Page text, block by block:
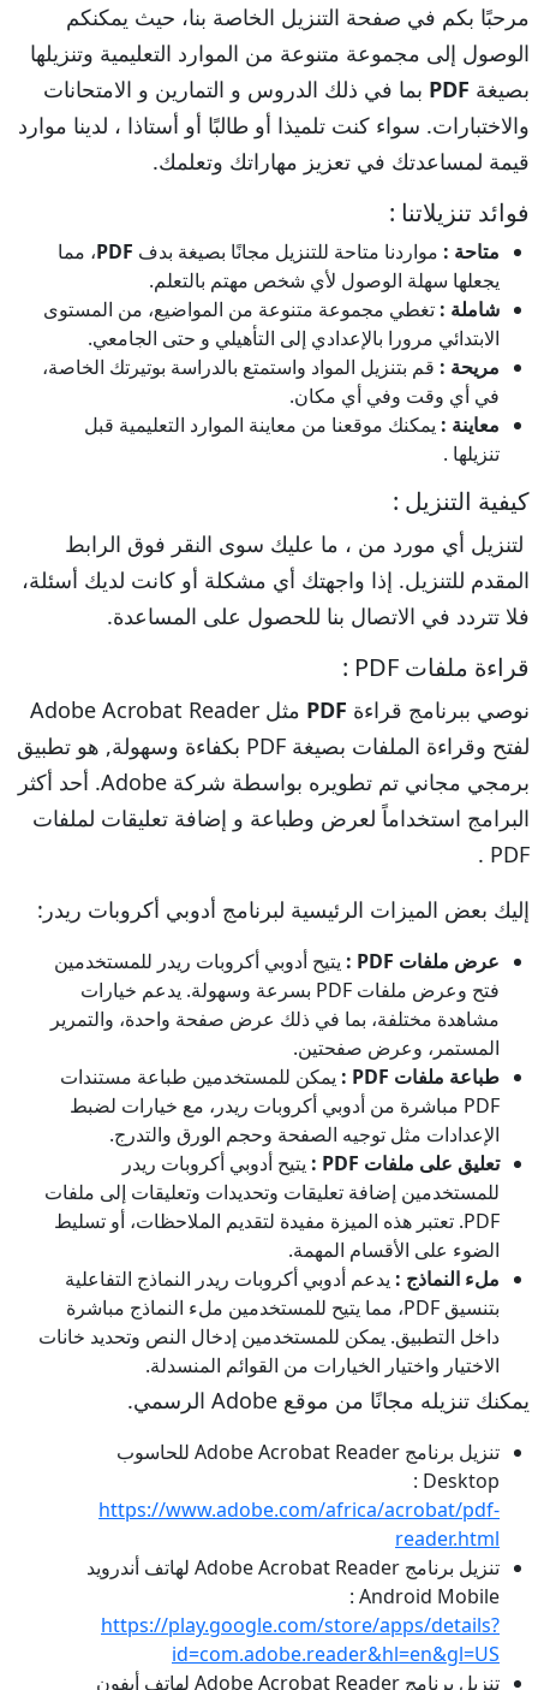
مرحبًا بكم في صفحة التنزيل الخاصة بنا، حيث يمكنكم
الوصول إلى مجموعة متنوعة من الموارد التعليمية وتنزيلها
بصيغة PDF بما في ذلك الدروس و التمارين و الامتحانات
والاختبارات. سواء كنت تلميذا أو طالبًا أو أستاذا ، لدينا موارد
قيمة لمساعدتك في تعزيز مهاراتك وتعلمك.
فوائد تنزيلاتنا :
متاحة : مواردنا متاحة للتنزيل مجانًا بصيغة بدف PDF، مما
يجعلها سهلة الوصول لأي شخص مهتم بالتعلم.
شاملة : تغطي مجموعة متنوعة من المواضيع، من المستوى
الابتدائي مرورا بالإعدادي إلى التأهيلي و حتى الجامعي.
مريحة : قم بتنزيل المواد واستمتع بالدراسة بوتيرتك الخاصة،
في أي وقت وفي أي مكان.
معاينة : يمكنك موقعنا من معاينة الموارد التعليمية قبل
تنزيلها .
كيفية التنزيل :
لتنزيل أي مورد من ، ما عليك سوى النقر فوق الرابط
المقدم للتنزيل. إذا واجهتك أي مشكلة أو كانت لديك أسئلة،
فلا تتردد في الاتصال بنا للحصول على المساعدة.
قراءة ملفات PDF :
نوصي ببرنامج قراءة PDF
مثل Adobe Acrobat Reader
لفتح وقراءة الملفات بصيغة PDF بكفاءة وسهولة, هو تطبيق
برمجي مجاني تم تطويره بواسطة شركة Adobe. أحد أكثر
البرامج استخداماً لعرض وطباعة و إضافة تعليقات لملفات
PDF .
إليك بعض الميزات الرئيسية لبرنامج أدوبي أكروبات ريدر:
عرض ملفات PDF :
يتيح أدوبي أكروبات ريدر للمستخدمين
فتح وعرض ملفات PDF بسرعة وسهولة. يدعم خيارات
مشاهدة مختلفة، بما في ذلك عرض صفحة واحدة، والتمرير
المستمر، وعرض صفحتين.
طباعة ملفات PDF :
يمكن للمستخدمين طباعة مستندات
PDF مباشرة من أدوبي أكروبات ريدر، مع خيارات لضبط
الإعدادات مثل توجيه الصفحة وحجم الورق والتدرج.
تعليق على ملفات PDF :
يتيح أدوبي أكروبات ريدر
للمستخدمين إضافة تعليقات وتحديدات وتعليقات إلى ملفات
PDF. تعتبر هذه الميزة مفيدة لتقديم الملاحظات، أو تسليط
الضوء على الأقسام المهمة.
ملء النماذج : يدعم أدوبي أكروبات ريدر النماذج التفاعلية
بتنسيق PDF، مما يتيح للمستخدمين ملء النماذج مباشرة
داخل التطبيق. يمكن للمستخدمين إدخال النص وتحديد خانات
الاختيار واختيار الخيارات من القوائم المنسدلة.
يمكنك تنزيله مجانًا من موقع Adobe الرسمي.
تنزيل برنامج Adobe Acrobat Reader للحاسوب
Desktop :
https://www.adobe.com/africa/acrobat/pdf-
reader.html
تنزيل برنامج Adobe Acrobat Reader لهاتف أندرويد
Android Mobile :
https://play.google.com/store/apps/details?
id=com.adobe.reader&hl=en&gl=US
تنزيل برنامج Adobe Acrobat Reader لهاتف أيفون